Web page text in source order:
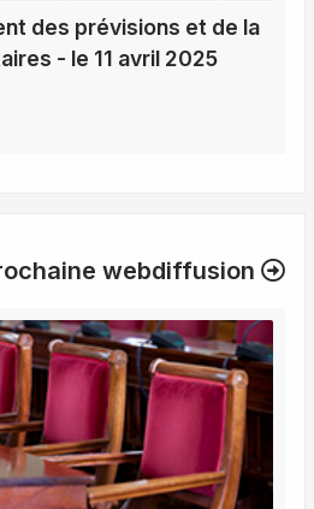
des prévisions et de la
- le 11 avril 2025
webdiffusion